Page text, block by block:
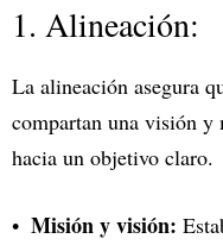
1. Alineación:
La alineación asegura
compartan una visión
hacia un objetivo claro.
Misión y visión: